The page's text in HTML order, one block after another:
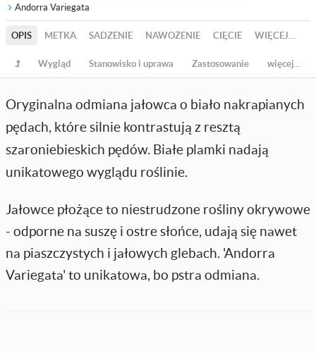
Andorra Variegata
OPIS METKA SADZENIE NAWOŻENIE CIĘCIE WIĘCEJ…
Wygląd Stanowisko i uprawa Zastosowanie więcej…
Oryginalna odmiana jałowca o biało nakrapianych
pędach, które silnie kontrastują z resztą
szaroniebieskich pędów. Białe plamki nadają
unikatowego wyglądu roślinie.
Jałowce płożące to niestrudzone rośliny okrywowe
- odporne na suszę i ostre słońce, udają się nawet
na piaszczystych i jałowych glebach. 'Andorra
Variegata' to unikatowa, bo pstra odmiana.